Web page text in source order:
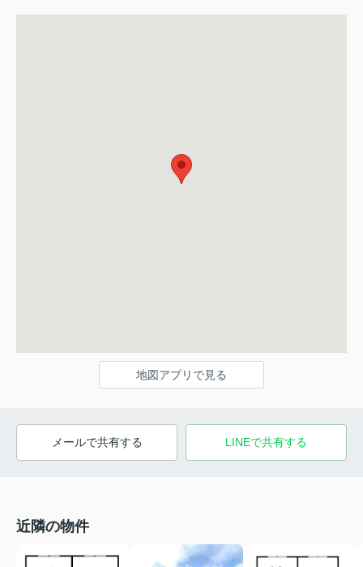
地図アプリで見る
メールで共有する LINEで共有する
近隣の物件